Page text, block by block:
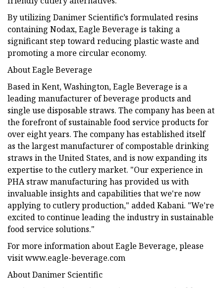
By utilizing Danimer Scientific’s formulated resins
containing Nodax, Eagle Beverage is taking a
significant step toward reducing plastic waste and
promoting a more circular economy.
About Eagle Beverage
Based in Kent, Washington, Eagle Beverage is a
leading manufacturer of beverage products and
single use disposable straws. The company has been at
the forefront of sustainable food service products for
over eight years. The company has established itself
as the largest manufacturer of compostable drinking
straws in the United States, and is now expanding its
expertise to the cutlery market. "Our experience in
PHA straw manufacturing has provided us with
invaluable insights and capabilities that we're now
applying to cutlery production," added Kabani. "We're
excited to continue leading the industry in sustainable
food service solutions."
For more information about Eagle Beverage, please
visit www.eagle-beverage.com
About Danimer Scientific